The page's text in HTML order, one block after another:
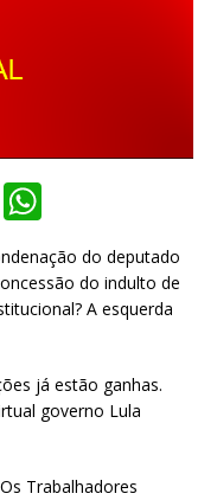
E
m
l
h
at
s
p
p
do deputado
do indulto de
A esquerda
já estão ganhas.
governo Lula
Trabalhadores